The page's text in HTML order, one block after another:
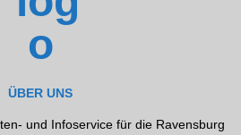
ÜBER UNS
und Infoservice für die Ravensburg